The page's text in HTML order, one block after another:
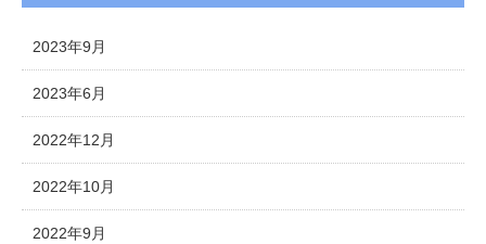
2023年9月
2023年6月
2022年12月
2022年10月
2022年9月